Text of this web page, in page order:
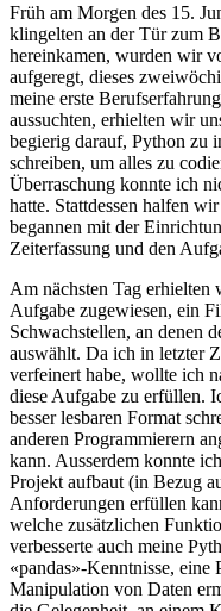
Früh am Morgen des 15.
klingelten an der Tür zum
hereinkamen, wurden wir
aufgeregt, dieses
meine erste
aussuchten, erhielten wir
begierig darauf, Python zu
schreiben, um alles zu
Überraschung konnte ich
hatte. Stattdessen halfen
begannen mit der
Zeiterfassung und den
Am nächsten Tag
Aufgabe zugewiesen, ein
Schwachstellen, an denen
auswählt. Da ich in letzter
verfeinert habe, wollte ich
diese Aufgabe zu erfüllen.
besser lesbaren Format
anderen Programmierern
kann. Ausserdem konnte
Projekt aufbaut (in Bezug
Anforderungen erfüllen
welche zusätzlichen
verbesserte auch meine
«pandas»-Kenntnisse,
Manipulation von Daten